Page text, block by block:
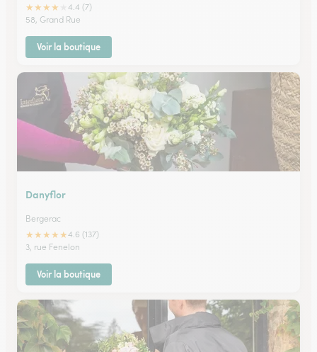
★★★★
4.4 (7)
58, Grand Rue
Voir la boutique
Danyflor
Bergerac
★★★★★4.6 (137)
3, rue Fenelon
Voir la boutique